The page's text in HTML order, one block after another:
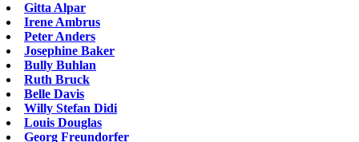
Gitta Alpar
Irene Ambrus
Peter Anders
Josephine Baker
Bully Buhlan
Ruth Bruck
Belle Davis
Willy Stefan Didi
Louis Douglas
Georg Freundorfer